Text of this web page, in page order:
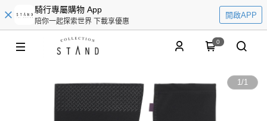
騎行專屬購物 App
陪你一起探索世界 下載享優惠
開啟APP
0
1/1